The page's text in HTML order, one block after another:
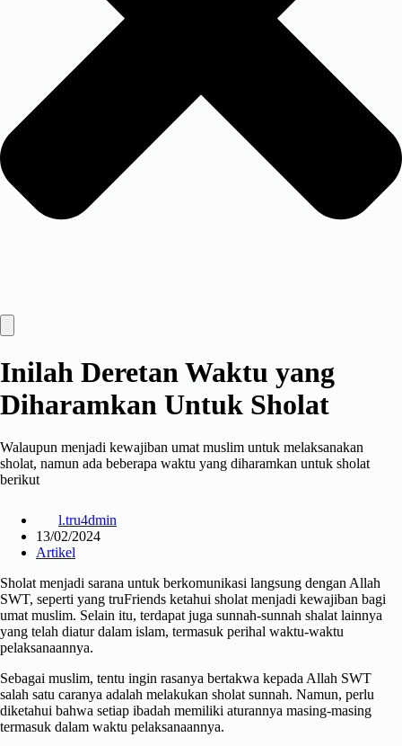
Inilah Deretan Waktu yang
Diharamkan Untuk Sholat
Walaupun menjadi kewajiban umat muslim untuk melaksanakan
sholat, namun ada beberapa waktu yang diharamkan untuk sholat
berikut
l.tru4dmin
13/02/2024
Artikel
Sholat menjadi sarana untuk berkomunikasi langsung dengan Allah
SWT, seperti yang truFriends ketahui sholat menjadi kewajiban bagi
umat muslim. Selain itu, terdapat juga sunnah-sunnah shalat lainnya
yang telah diatur dalam islam, termasuk perihal waktu-waktu
pelaksanaannya.
Sebagai muslim, tentu ingin rasanya bertakwa kepada Allah SWT
salah satu caranya adalah melakukan sholat sunnah. Namun, perlu
diketahui bahwa setiap ibadah memiliki aturannya masing-masing
termasuk dalam waktu pelaksanaannya.